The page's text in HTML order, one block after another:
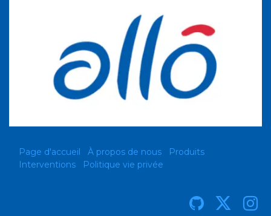
Page d'accueil À propos de nous
Produits
Interventions
Politique vie privée